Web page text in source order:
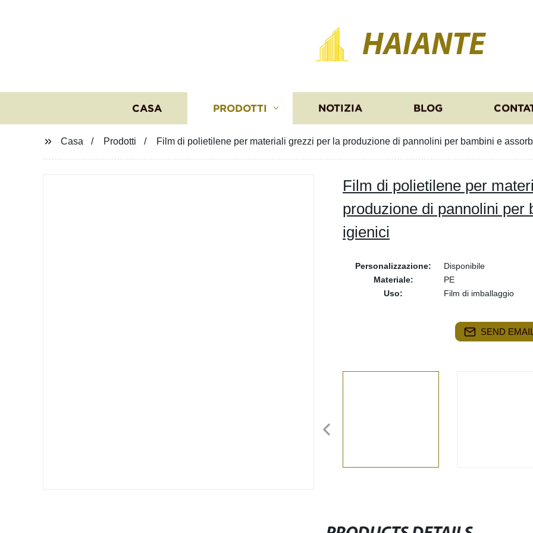
HAIANTE
CASA PRODOTTI NOTIZIA BLOG
Casa Prodotti Film di polietilene per materiali grezzi per la produzione di pannolini per bambini e
Film di polietilene per
produzione di pannolini per
igienici
Personalizzazione:
Disponibile
Materiale:
PE
Uso:
Film di imballaggio
SEND